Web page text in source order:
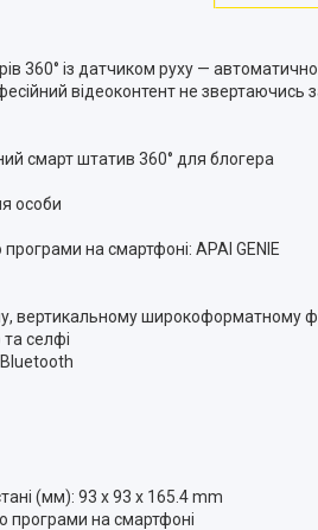
і
360° із датчиком руху —
відеоконтент не звертаючись
смарт штатив 360° для блогера
особи
на смартфоні: APAI GENIE
вертикальному широкоформатному
селфі
(мм): 93 x 93 x 165.4 mm
програми на смартфоні